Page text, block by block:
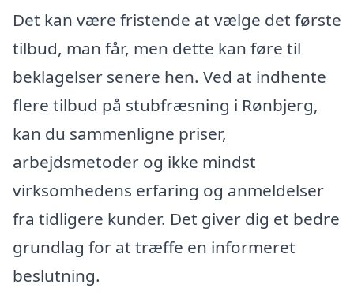
Det kan være fristende at vælge det første
tilbud, man får, men dette kan føre til
beklagelser senere hen. Ved at indhente
flere tilbud på stubfræsning i Rønbjerg,
kan du sammenligne priser,
arbejdsmetoder og ikke mindst
virksomhedens erfaring og anmeldelser
fra tidligere kunder. Det giver dig et bedre
grundlag for at træffe en informeret
beslutning.